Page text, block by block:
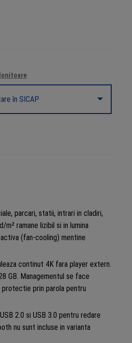
în SICAP
parcari, statii, intrari in cladiri,
ramane lizibil si in lumina
(fan-cooling) mentine
continut 4K fara player extern.
GB. Managementul se face
prin parola pentru
2.0 si USB 3.0 pentru redare
nu sunt incluse in varianta